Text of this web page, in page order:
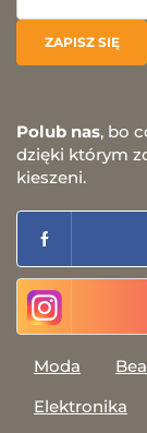
Polub nas, bo
dzięki którym
kieszeni.
Moda
Elektronika